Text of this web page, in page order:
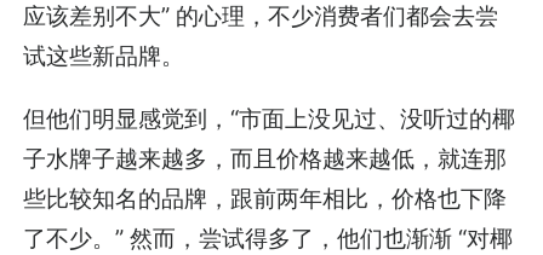
应该差别不大” 的心理，不少消费者们都会去尝
试这些新品牌。
但他们明显感觉到，“市面上没见过、没听过的椰
子水牌子越来越多，而且价格越来越低，就连那
些比较知名的品牌，跟前两年相比，价格也下降
了不少。” 然而，尝试得多了，他们也渐渐 “对椰